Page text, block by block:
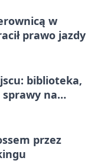
w
prawo jazdy
biblioteka,
na
przez